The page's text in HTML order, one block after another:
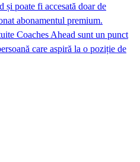
și poate fi accesată doar de
abonamentul premium.
Coaches Ahead sunt un punct
care aspiră la o poziție de